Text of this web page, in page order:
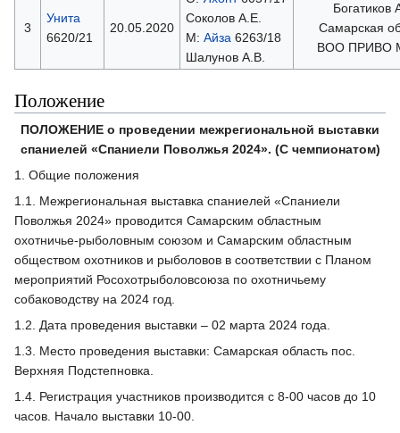
3
Унита
6620/21
20.05.2020
Соколов А.Е.
М: Айза 6263/18
Шалунов А.В.
Богатиков
Самарская
ВОО ПРИВО
Положение
ПОЛОЖЕНИЕ о проведении межрегиональной выставки
спаниелей «Спаниели Поволжья 2024». (С чемпионатом)
1. Общие положения
1.1. Межрегиональная выставка спаниелей «Спаниели
Поволжья 2024» проводится Самарским областным
охотничье-рыболовным союзом и Самарским областным
обществом охотников и рыболовов в соответствии с Планом
мероприятий Росохотрыболовсоюза по охотничьему
собаководству на 2024 год.
1.2. Дата проведения выставки – 02 марта 2024 года.
1.3. Место проведения выставки: Самарская область пос.
Верхняя Подстепновка.
1.4. Регистрация участников производится с 8-00 часов до 10
часов. Начало выставки 10-00.